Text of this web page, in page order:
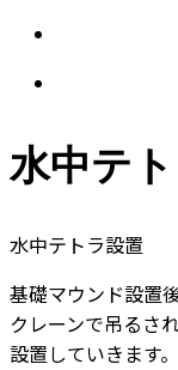
水中テ
水中テトラ設置
基礎マウンド設置
クレーンで吊るさ
設置していきます。